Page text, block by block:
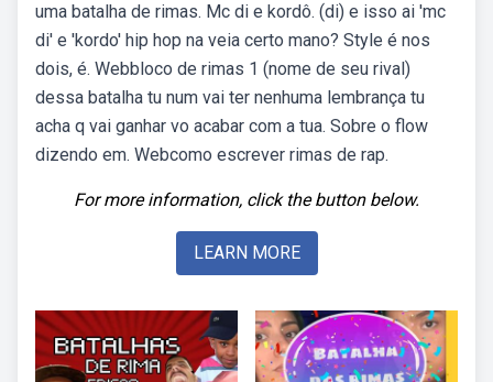
uma batalha de rimas. Mc di e kordô. (di) e isso ai 'mc
di' e 'kordo' hip hop na veia certo mano? Style é nos
dois, é. Webbloco de rimas 1 (nome de seu rival)
dessa batalha tu num vai ter nenhuma lembrança tu
acha q vai ganhar vo acabar com a tua. Sobre o flow
dizendo em. Webcomo escrever rimas de rap.
For more information, click the button below.
LEARN MORE